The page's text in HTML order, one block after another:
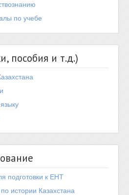
по учебе
пособия и т.д.)
подготовки к ЕНТ
истории Казахстана